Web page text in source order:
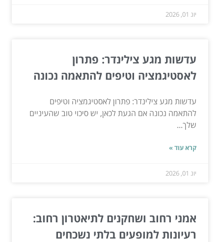
יונ 01, 2026
עדשות מגע צילינדר: פתרון
לאסטיגמציה וטיפים להתאמה נכונה
עדשות מגע צילינדר: פתרון לאסטיגמציה וטיפים
להתאמה נכונה אם הגעת לכאן, יש סיכוי טוב שהעיניים
שלך...
קרא עוד »
יונ 01, 2026
אמני רחוב ושחקנים לתיאטרון רחוב:
רעיונות למופעים בלתי נשכחים